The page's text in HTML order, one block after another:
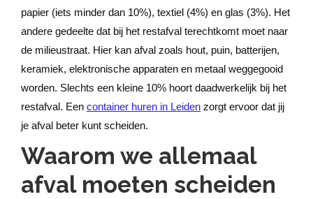
papier (iets minder dan 10%), textiel (4%) en glas (3%). Het
andere gedeelte dat bij het restafval terechtkomt moet naar
de milieustraat. Hier kan afval zoals hout, puin, batterijen,
keramiek, elektronische apparaten en metaal weggegooid
worden. Slechts een kleine 10% hoort daadwerkelijk bij het
restafval. Een container huren in Leiden zorgt ervoor dat jij
je afval beter kunt scheiden.
Waarom we allemaal
afval moeten scheiden